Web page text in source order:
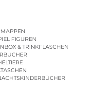
FIGUREN
& TRINKFLASCHEN